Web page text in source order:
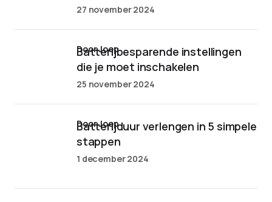
27 november 2024
Batterijbesparende instellingen
die je moet inschakelen
door Joep
25 november 2024
Batterijduur verlengen in 5 simpele
stappen
door Joep
1 december 2024